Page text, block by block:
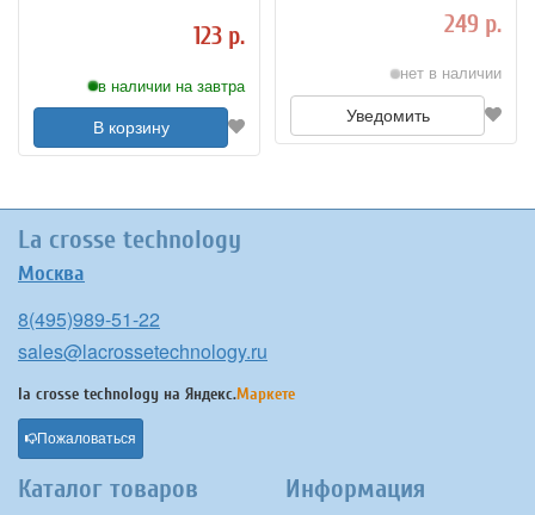
123 р.
в наличии на завтра
В корзину
249 р.
нет в наличии
Уведомить
La crosse technology
Москва
8(495)989-51-22
sales@lacrossetechnology.ru
la crosse technology на Яндекс.Маркете
Пожаловаться
Каталог товаров Информация